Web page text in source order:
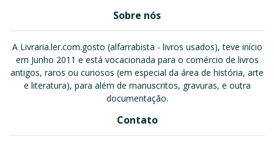
Sobre nós
A Livraria.ler.com.gosto (alfarrabista - livros usados), teve início
em Junho 2011 e está vocacionada para o comércio de livros
antigos, raros ou curiosos (em especial da área de história, arte
e literatura), para além de manuscritos, gravuras, e outra
documentação.
Contato